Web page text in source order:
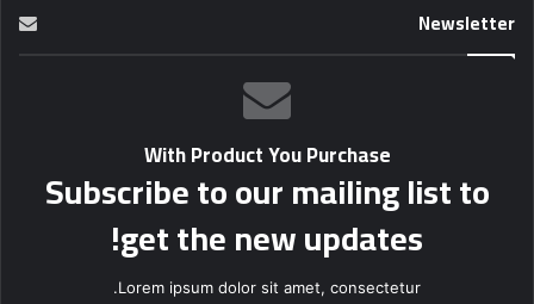
Newsletter
With Product You Purchase
Subscribe to our mailing list to
get the new updates!
Lorem ipsum dolor sit amet, consectetur.